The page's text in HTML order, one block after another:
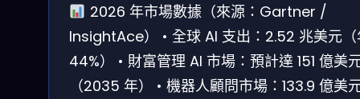
2026 年市場數據（來源：Gartner /
InsightAce）
• 全球 AI 支出：2.52 兆美元
44%）
• 財富管理 AI 市場：預計達 151 億美
（2035 年）
• 機器人顧問市場：133.9 億美